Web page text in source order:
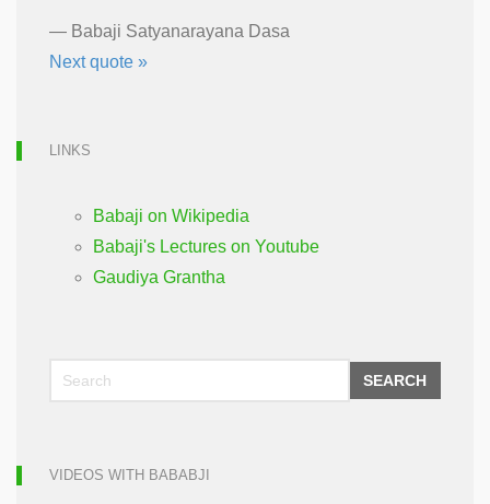
— Babaji Satyanarayana Dasa
Next quote »
LINKS
Babaji on Wikipedia
Babaji's Lectures on Youtube
Gaudiya Grantha
SEARCH
VIDEOS WITH BABABJI